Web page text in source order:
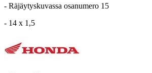
- Räjäytyskuvassa osanumero 15
- 14 x 1,5